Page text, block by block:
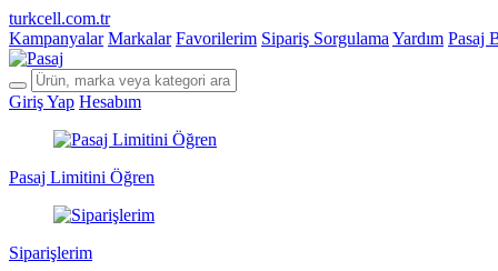
turkcell.com.tr
Kampanyalar Markalar Favorilerim Sipariş Sorgulama Yardım Pasaj
Giriş Yap Hesabım
Pasaj Limitini Öğren
Siparişlerim